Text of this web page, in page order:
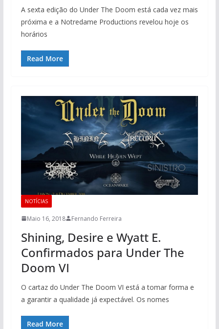
A sexta edição do Under The Doom está cada vez mais
próxima e a Notredame Productions revelou hoje os
horários
Read More
NOTÍCIAS
Maio 16, 2018 Fernando Ferreira
Shining, Desire e Wyatt E.
Confirmados para Under The
Doom VI
O cartaz do Under The Doom VI está a tomar forma e
a garantir a qualidade já expectável. Os nomes
Read More